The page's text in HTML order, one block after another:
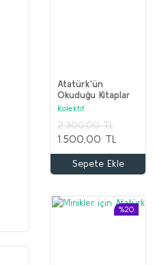
Atatürk'ün
Okuduğu Kitaplar
ve Atatürk'ün
set bir arada)
Kolektif
2.300,00 TL
1.500,00 TL
Sepete Ekle
%20